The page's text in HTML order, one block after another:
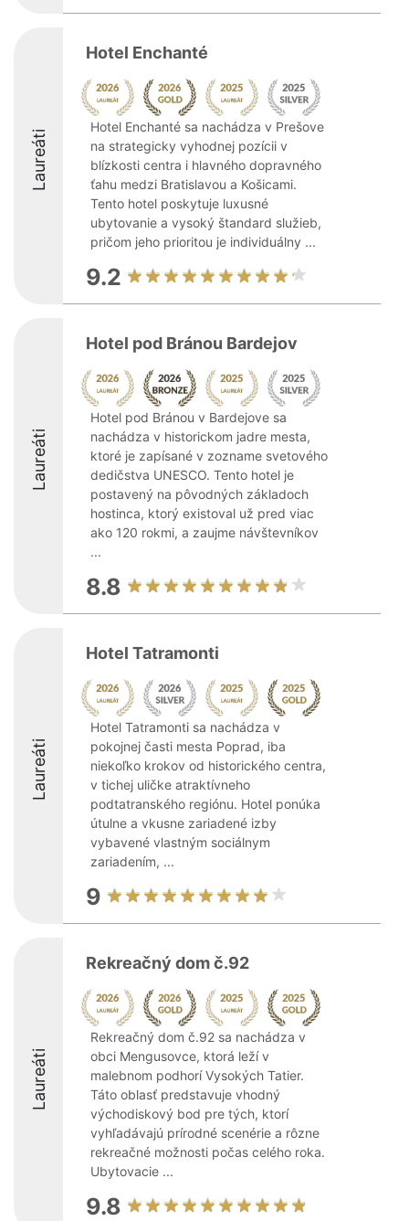
Laureáti
Hotel Enchanté
Hotel Enchanté sa nachádza v Prešove
na strategicky vyhodnej pozícii v
blízkosti centra i hlavného dopravného
ťahu medzi Bratislavou a Košicami.
Tento hotel poskytuje luxusné
ubytovanie a vysoký štandard služieb,
pričom jeho prioritou je individuálny ...
9.2
Laureáti
Hotel pod Bránou Bardejov
Hotel pod Bránou v Bardejove sa
nachádza v historickom jadre mesta,
ktoré je zapísané v zozname svetového
dedičstva UNESCO. Tento hotel je
postavený na pôvodných základoch
hostinca, ktorý existoval už pred viac
ako 120 rokmi, a zaujme návštevníkov
...
8.8
Laureáti
Hotel Tatramonti
Hotel Tatramonti sa nachádza v
pokojnej časti mesta Poprad, iba
niekoľko krokov od historického centra,
v tichej uličke atraktívneho
podtatranského regiónu. Hotel ponúka
útulne a vkusne zariadené izby
vybavené vlastným sociálnym
zariadením, ...
9
Laureáti
Rekreačný dom č.92
Rekreačný dom č.92 sa nachádza v
obci Mengusovce, ktorá leží v
malebnom podhorí Vysokých Tatier.
Táto oblasť predstavuje vhodný
východiskový bod pre tých, ktorí
vyhľadávajú prírodné scenérie a rôzne
rekreačné možnosti počas celého roka.
Ubytovacie ...
9.8